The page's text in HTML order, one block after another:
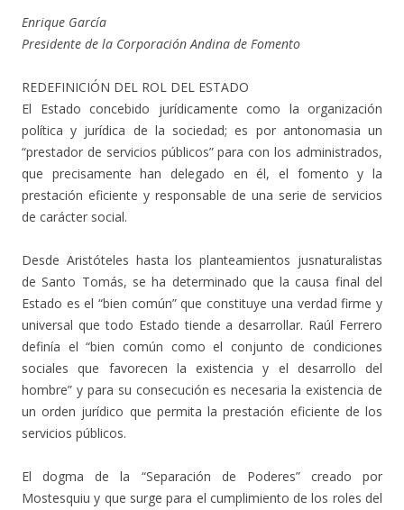
Enrique García
Presidente de la Corporación Andina de Fomento
REDEFINICIÓN DEL ROL DEL ESTADO
El Estado concebido jurídicamente como la organización
política y jurídica de la sociedad; es por antonomasia un
“prestador de servicios públicos” para con los administrados,
que precisamente han delegado en él, el fomento y la
prestación eficiente y responsable de una serie de servicios
de carácter social.
Desde Aristóteles hasta los planteamientos jusnaturalistas
de Santo Tomás, se ha determinado que la causa final del
Estado es el “bien común” que constituye una verdad firme y
universal que todo Estado tiende a desarrollar. Raúl Ferrero
definía el “bien común como el conjunto de condiciones
sociales que favorecen la existencia y el desarrollo del
hombre” y para su consecución es necesaria la existencia de
un orden jurídico que permita la prestación eficiente de los
servicios públicos.
El dogma de la “Separación de Poderes” creado por
Mostesquiu y que surge para el cumplimiento de los roles del